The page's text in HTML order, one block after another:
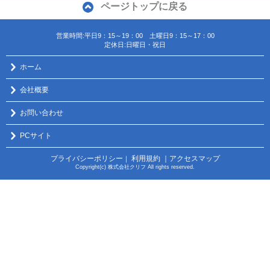
ページトップに戻る
営業時間:平日9：15～19：00 土曜日9：15～17：00
定休日:日曜日・祝日
ホーム
会社概要
お問い合わせ
PCサイト
プライバシーポリシー ｜ 利用規約 ｜アクセスマップ
Copyright(c) 株式会社クリフ All rights reserved.